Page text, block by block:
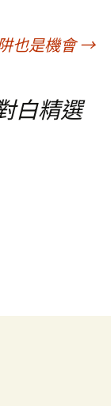
也是機會→
白精選